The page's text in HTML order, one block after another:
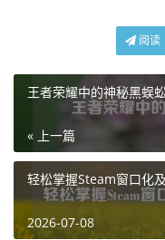
不意地对敌人进行反击。
有些玩家可能会根据
得“Ctrl”键使用起来不
到“按键设置”，然后
键、“Z”键等等，只要
无论使用哪个键位都是
掌握蹲键位的正确使
活自如，增加生存和
阅读
王者荣耀中的神秘黑蜈
« 上一篇
轻松掌握Steam窗口化
2026-07-08